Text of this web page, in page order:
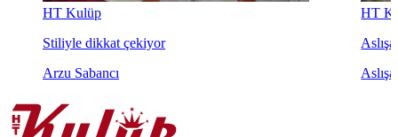
HT Kulüp
Stiliyle dikkat çekiyor
Arzu Sabancı
HT